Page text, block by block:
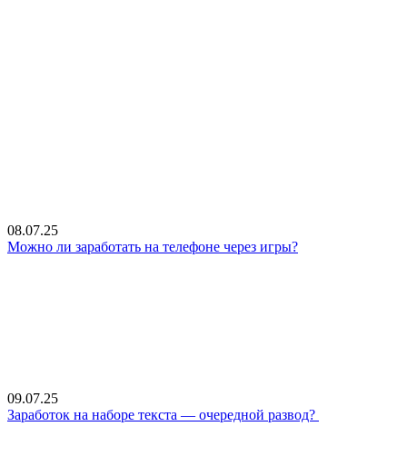
08.07.25
Можно ли заработать на телефоне через игры?
09.07.25
Заработок на наборе текста — очередной развод?